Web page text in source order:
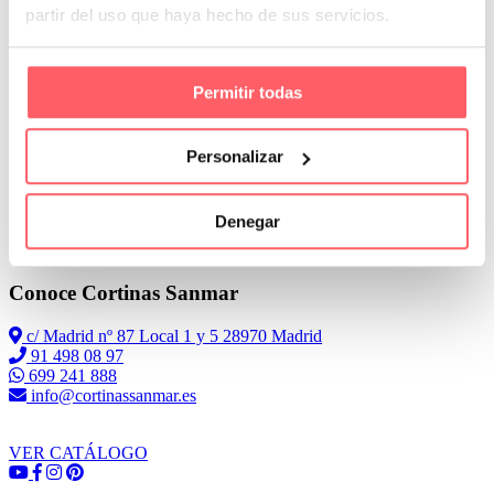
partir del uso que haya hecho de sus servicios.
Permitir todas
Personalizar
Denegar
En la parte derecha del techo, teníamos una viga que nos impedía
una instalación del panel que cubriese todo el ancho del aluminio
Leer Más
Conoce Cortinas Sanmar
c/ Madrid nº 87 Local 1 y 5 28970 Madrid
91 498 08 97
699 241 888
info@cortinassanmar.es
VER CATÁLOGO